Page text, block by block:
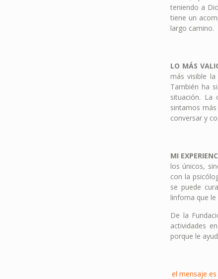
teniendo a
tiene un
largo camino.
LO MÁS
más visible
También ha
situación. La
sintamos
conversar y
MI
los únicos,
con la
se puede
linfoma que
De la
actividades
porque le
el mensaje